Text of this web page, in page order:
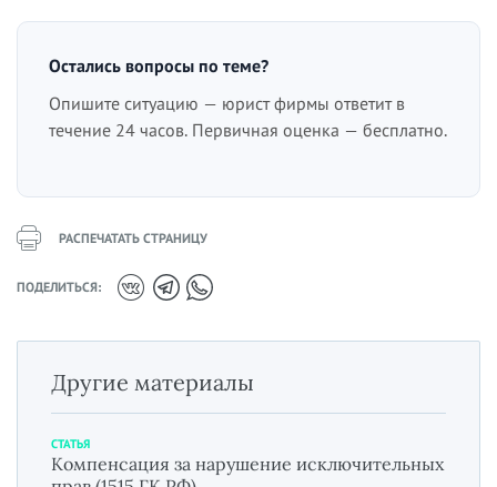
Остались вопросы по теме?
Опишите ситуацию — юрист фирмы ответит в
течение 24 часов. Первичная оценка — бесплатно.
РАСПЕЧАТАТЬ СТРАНИЦУ
ПОДЕЛИТЬСЯ:
Другие материалы
СТАТЬЯ
Компенсация за нарушение исключительных